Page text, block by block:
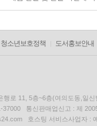
청소년보호정책 도서홍보안내
행로 11, 5층~6층(여의도동,일신
37000 통신판매업신고 : 제
호스팅 서비스사업자 :